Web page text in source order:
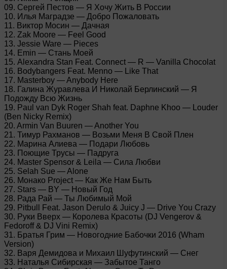
09. Сергей Пестов — Я Хочу Жить В России
10. Илья Маградзе — Добро Пожаловать
11. Виктор Мосин — Дачная
12. Zak Moore — Feel Good
13. Jessie Ware — Pieces
14. Emin — Стань Моей
15. Alexandra Stan Feat. Connect — R — Vanilla Chocolat
16. Bodybangers Feat. Menno — Like That
17. Masterboy — Anybody Here
18. Галина Журавлева И Николай Берлинский — Я
Подожду Всю Жизнь
19. Paul van Dyk Roger Shah feat. Daphne Khoo — Louder
(Ben Nicky Remix)
20. Armin Van Buuren — Another You
21. Тимур Рахманов — Возьми Меня В Свой Плен
22. Марина Алиева — Подари Любовь
23. Поющие Трусы — Падруга
24. Master Spensor & Leila — Сила Любви
25. Selah Sue — Alone
26. Монако Project — Как Же Нам Быть
27. Stars — BY — Новый Год
28. Рада Рай — Ты Любимый Мой
29. Pitbull Feat. Jason Derulo & Juicy J — Drive You Crazy
30. Руки Вверх — Королева Красоты (DJ Vengerov &
Fedoroff & DJ Vini Remix)
31. Братья Грим — Новогодние Бабочки 2016 (Wham
Version)
32. Варя Демидова и Михаил Шуфутинский — Снег
33. Наталья Сибирская — Забытое Танго